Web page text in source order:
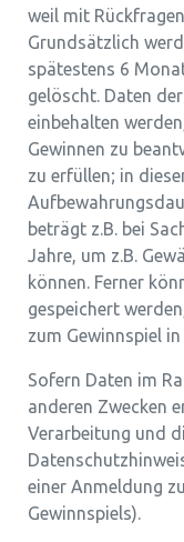
weil mit
Grundsätzlich
spätestens 6
gelöscht. Daten
einbehalten
Gewinnen zu
zu erfüllen; in
beträgt z.B. bei
Jahre, um z.B.
können. Ferner
gespeichert
zum Gewinnspiel
Sofern Daten im
anderen Zwecken
Verarbeitung und
einer Anmeldung
Gewinnspiels).